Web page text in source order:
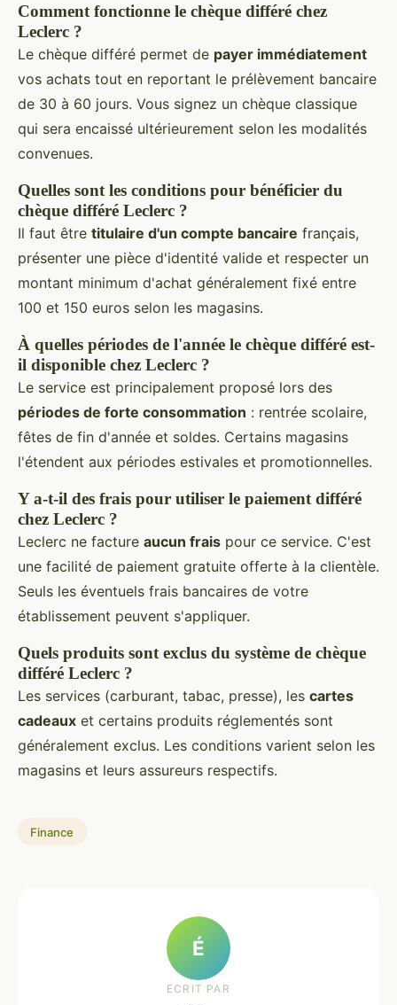
Comment fonctionne le chèque différé chez
Leclerc ?
Le chèque différé permet de payer immédiatement
vos achats tout en reportant le prélèvement bancaire
de 30 à 60 jours. Vous signez un chèque classique
qui sera encaissé ultérieurement selon les modalités
convenues.
Quelles sont les conditions pour bénéficier du
chèque différé Leclerc ?
Il faut être titulaire d'un compte bancaire français,
présenter une pièce d'identité valide et respecter un
montant minimum d'achat généralement fixé entre
100 et 150 euros selon les magasins.
À quelles périodes de l'année le chèque différé est-
il disponible chez Leclerc ?
Le service est principalement proposé lors des
périodes de forte consommation : rentrée scolaire,
fêtes de fin d'année et soldes. Certains magasins
l'étendent aux périodes estivales et promotionnelles.
Y a-t-il des frais pour utiliser le paiement différé
chez Leclerc ?
Leclerc ne facture aucun frais pour ce service. C'est
une facilité de paiement gratuite offerte à la clientèle.
Seuls les éventuels frais bancaires de votre
établissement peuvent s'appliquer.
Quels produits sont exclus du système de chèque
différé Leclerc ?
Les services (carburant, tabac, presse), les cartes
cadeaux et certains produits réglementés sont
généralement exclus. Les conditions varient selon les
magasins et leurs assureurs respectifs.
Finance
É
ECRIT PAR